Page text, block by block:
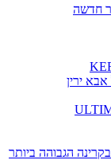
חדשה
ירין
הגבוהה ביותר